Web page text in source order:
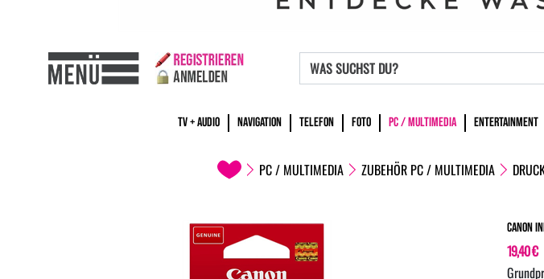
TV + AUDIO NAVIGATION TELEFON FOTO PC / MULTIMEDIA ENTERTAINMENT
PC / MULTIMEDIA ZUBEHÖR PC / MULTIMEDIA
Canon
19,40 €